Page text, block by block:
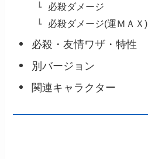
必殺ダメージ
必殺ダメージ(運ＭＡＸ)
必殺・友情ワザ・特性
別バージョン
関連キャラクター